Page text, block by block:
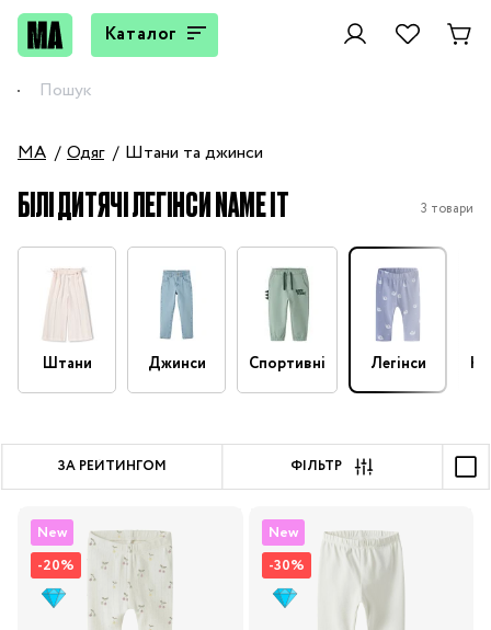
Каталог
MA Одяг Штани та джинси
БІЛІ ДИТЯЧІ ЛЕГІНСИ NAME IT 3 товари
Штани Джинси Спортивні Легінси
ЗА РЕЙТИНГОМ ФІЛЬТР
New
-20%
New
-30%